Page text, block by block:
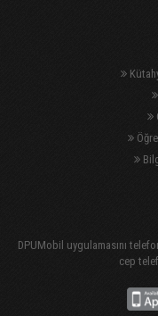
DPUMobil uygulamasını
cep